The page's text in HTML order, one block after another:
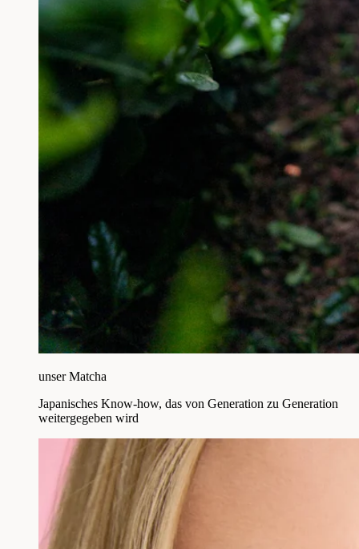
unser Matcha
Japanisches Know-how, das von Generation zu Generation
weitergegeben wird